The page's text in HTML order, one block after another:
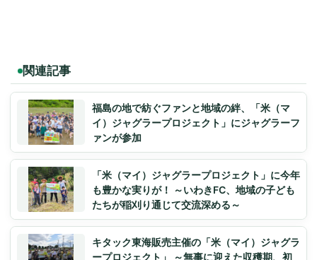
関連記事
福島の地で紡ぐファンと地域の絆、「米（マ
イ）ジャグラープロジェクト」にジャグラーフ
ァンが参加
「米（マイ）ジャグラープロジェクト」に今年
も豊かな実りが！ ～いわきFC、地域の子ども
たちが稲刈り通じて交流深める～
キタック東海販売主催の「米（マイ）ジャグラ
ープロジェクト」 ～無事に迎えた収穫期、初